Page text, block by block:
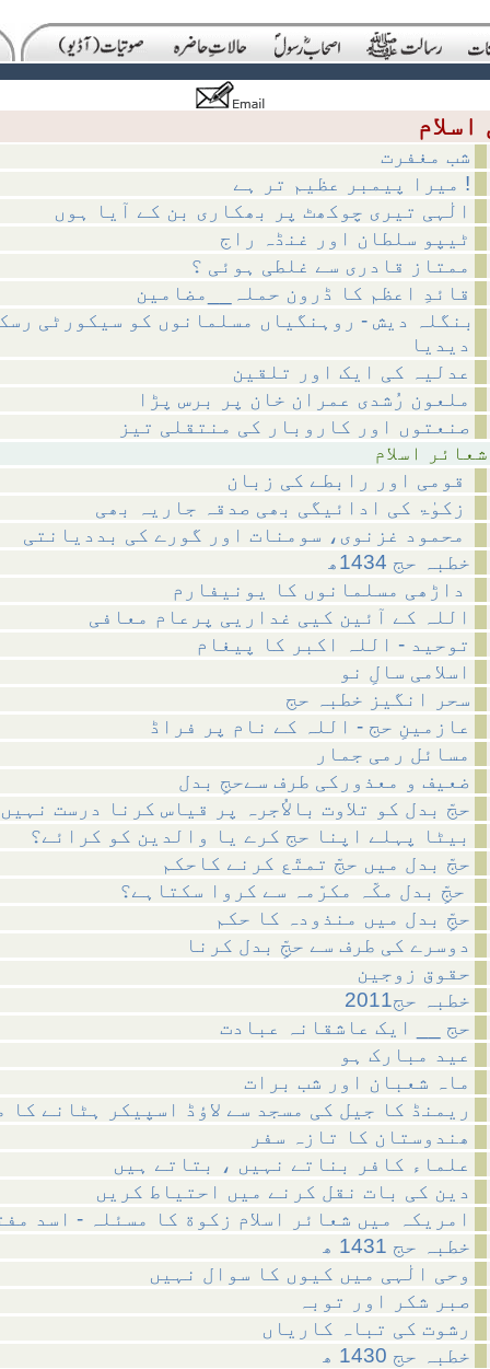
شب مغفرت
میرا پیمبر عظیم تر ہے !
الٰہی تیری چوکھٹ پر بھکاری بن کے آیا ہوں
ٹیپو سلطان اور غنڈہ راج
ممتاز قادری سے غلطی ہوئی ؟
قائدِ اعظم کا ڈرون حملہ__مضامین
بنگلہ دیش - روہنگیاں مسلمانوں کو سیکورٹی
دیدیا
عدلیہ کی ایک اور تلقین
ملعون رُشدی عمران خان پر برس پڑا
صنعتوں اور کاروبار کی منتقلی تیز
خطبہ حج 1434ھ
اللہ کے آئین کیی غداریی پرعام معافی
توحید - اللہ اکبر کا پیغام
اسلامی سالِ نو
سحر انگیز خطبہ حج
عازمینِ حج - اللہ کے نام پر فراڈ
مسائل رمی جمار
ضعیف و معذورکی طرف سےحجِ بدل
حجّ بدل کو تلاوت بالاُجرہ پر قیاس کرنا درست نہیں
بیٹا پہلے اپنا حج کرے یا والدین کو کرائے؟
حجّ بدل میں حجّ تمتّع کرنے کاحکم
حجِّ بدل میں منذودہ کا حکم
دوسرے کی طرف سے حجِّ بدل کرنا
حقوق زوجین
2011خطبہ حج
حج __ ایک عاشقانہ عبادت
عید مبارک ہو
ماہ شعبان اور شب برات
ریمنڈ کا جیل کی مسجد سے لاؤڈ اسپیکر ہٹانے کا
ھندوستان کا تازہ سفر
علماء کافر بناتے نہیں ، بتاتے ہیں
دین کی بات نقل کرنے میں احتیاط کریں
امریکہ میں شعائر اسلام زکوة کا مسئلہ - اسد
خطبہ حج 1431 ھ
وحی الٰہی میں کیوں کا سوال نہیں
صبر شکر اور توبہ
رشوت کی تباہ کاریاں
خطبہ حج 1430 ھ